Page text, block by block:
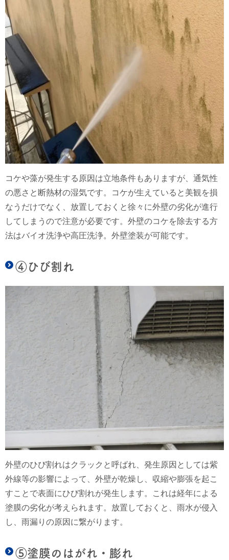
コケや藻が発生する原因は立地条件もありますが、通気性
の悪さと断熱材の湿気です。コケが生えていると美観を損
なうだけでなく、 放置しておくと徐々に外壁の劣化が進行
してしまうので注意が必要です。外壁のコケを除去する方
法はバイオ洗浄や高圧洗浄。外壁塗装が可能です。
④ひび割れ
外壁のひび割れはクラックと呼ばれ、 発生原因としては紫
外線等の影響によって、外壁が乾燥し、収縮や膨張を起こ
すことで表面にひび割れが発生します。これは経年による
塗膜の劣化が考えられます。放置しておくと、雨水が侵入
し、雨漏りの原因に繋がります。
⑤塗膜のはがれ・膨れ